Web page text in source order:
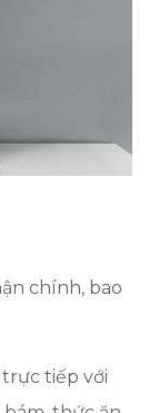
chính, bao
tiếp với